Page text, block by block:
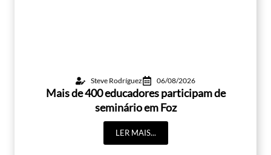
Steve Rodríguez 06/08/2026
Mais de 400 educadores participam de
seminário em Foz
LER MAIS...